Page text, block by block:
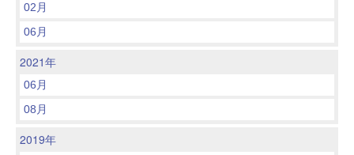
02月
06月
2021年
06月
08月
2019年